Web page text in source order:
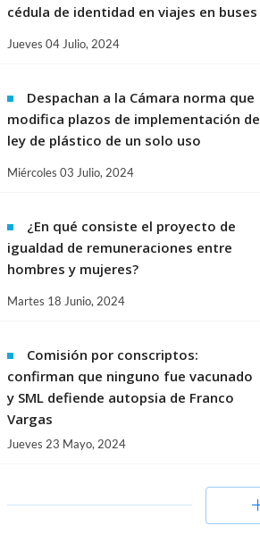
cédula de identidad en viajes en buses
Jueves 04 Julio, 2024
Despachan a la Cámara norma que
modifica plazos de implementación de
ley de plástico de un solo uso
Miércoles 03 Julio, 2024
¿En qué consiste el proyecto de
igualdad de remuneraciones entre
hombres y mujeres?
Martes 18 Junio, 2024
Comisión por conscriptos:
confirman que ninguno fue vacunado
y SML defiende autopsia de Franco
Vargas
Jueves 23 Mayo, 2024